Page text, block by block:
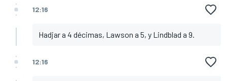
12:16
Hadjar a 4 décimas, Lawson a 5, y Lindblad a 9.
12:16